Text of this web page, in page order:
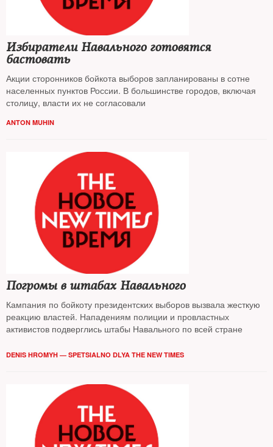
Избиратели Навального готовятся
бастовать
Акции сторонников бойкота выборов запланированы в сотне
населенных пунктов России. В большинстве городов, включая
столицу, власти их не согласовали
ANTON MUHIN
Погромы в штабах Навального
Кампания по бойкоту президентских выборов вызвала жесткую
реакцию властей. Нападениям полиции и провластных
активистов подверглись штабы Навального по всей стране
DENIS HROMYH — SPETSIALNO DLYA THE NEW TIMES